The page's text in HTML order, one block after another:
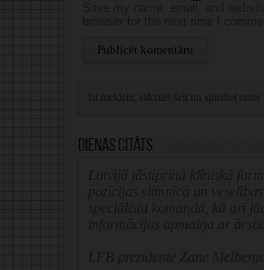
Dienas citāts